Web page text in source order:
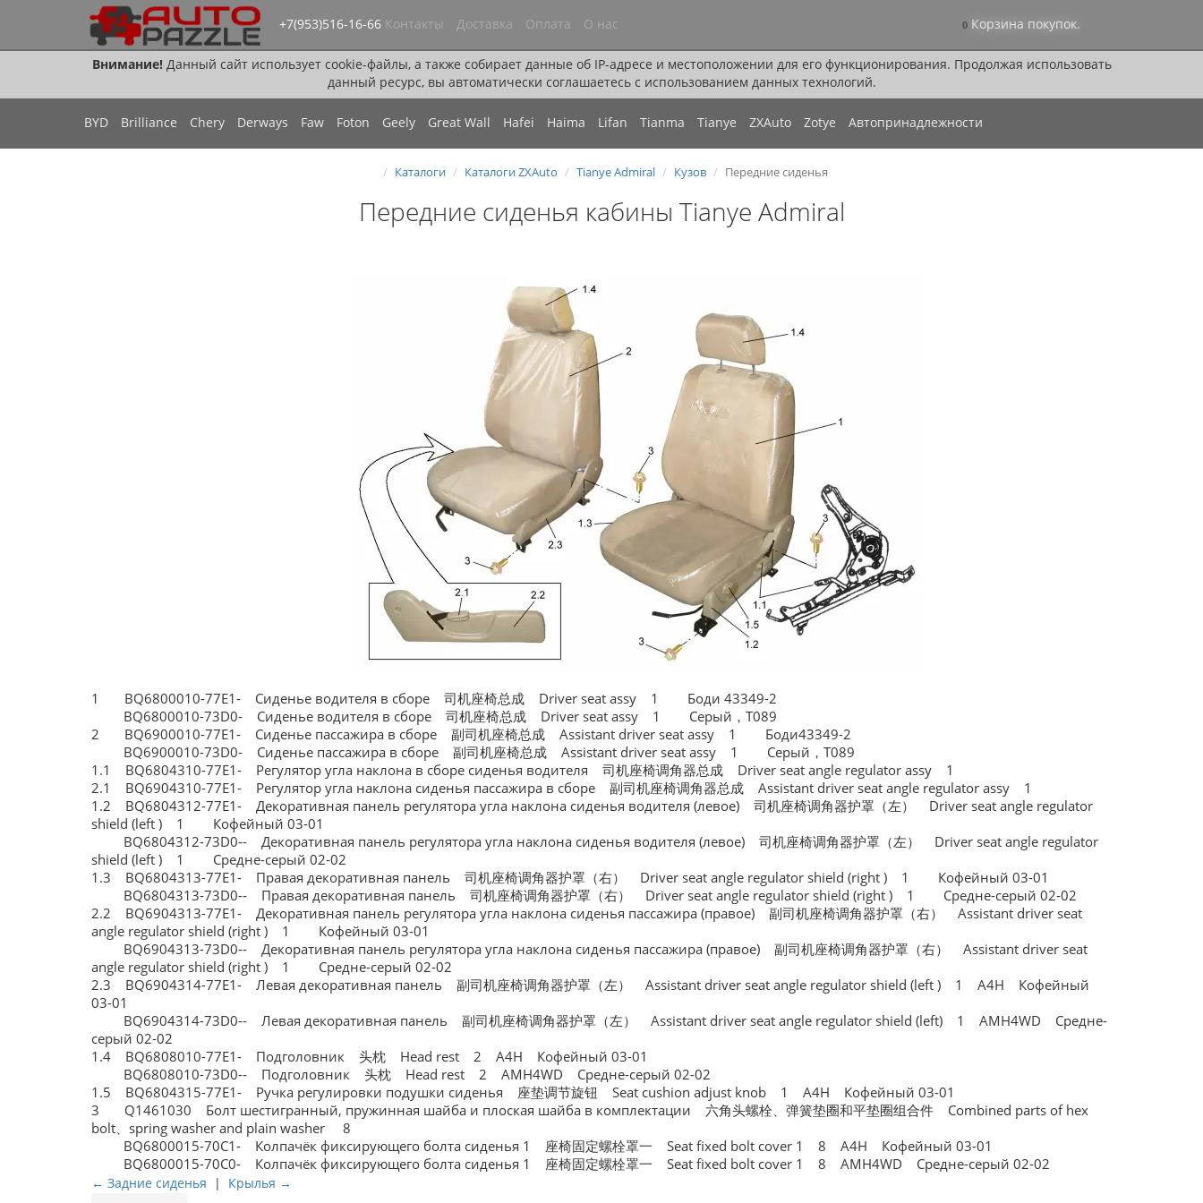
Внимание!Данный сайт использует cookie-файлы, а также собирает данные об IP-адресе и местоположении для его функционирования. Продолжая использовать
данный ресурс, вы автоматически соглашаетесь с использованием данных технологий.
+7(953)516-16-66 Контакты Доставка Оплата О нас 0 Корзина покупок.
BYD Brilliance Chery Derways Faw Foton Geely Great Wall Hafei Haima Lifan Tianma Tianye ZXAuto Zotye Автопринадлежности
Каталоги Каталоги ZXAuto Tianye Admiral Кузов Передние сиденья
Передние сиденья кабины Tianye Admiral
1 BQ6800010-77E1- Сиденье водителя в сборе 司机座椅总成 Driver seat assy 1 Боди 43349-2
BQ6800010-73D0- Сиденье водителя в сборе 司机座椅总成 Driver seat assy 1 Серый，T089
2 BQ6900010-77E1- Сиденье пассажира в сборе 副司机座椅总成 Assistant driver seat assy 1 Боди43349-2
BQ6900010-73D0- Сиденье пассажира в сборе 副司机座椅总成 Assistant driver seat assy 1 Серый，T089
1.1 BQ6804310-77E1- Регулятор угла наклона в сборе сиденья водителя 司机座椅调角器总成 Driver seat angle regulator assy 1
2.1 BQ6904310-77E1- Регулятор угла наклона сиденья пассажира в сборе 副司机座椅调角器总成 Assistant driver seat angle regulator assy 1
1.2 BQ6804312-77E1- Декоративная панель регулятора угла наклона сиденья водителя (левое) 司机座椅调角器护罩（左） Driver seat angle regulator
shield (left ) 1 Кофейный 03-01
BQ6804312-73D0-- Декоративная панель регулятора угла наклона сиденья водителя (левое) 司机座椅调角器护罩（左） Driver seat angle regulator
shield (left ) 1 Средне-серый 02-02
1.3 BQ6804313-77E1- Правая декоративная панель 司机座椅调角器护罩（右） Driver seat angle regulator shield (right ) 1 Кофейный 03-01
BQ6804313-73D0-- Правая декоративная панель 司机座椅调角器护罩（右） Driver seat angle regulator shield (right ) 1 Средне-серый 02-02
2.2 BQ6904313-77E1- Декоративная панель регулятора угла наклона сиденья пассажира (правое) 副司机座椅调角器护罩（右） Assistant driver seat
angle regulator shield (right ) 1 Кофейный 03-01
BQ6904313-73D0-- Декоративная панель регулятора угла наклона сиденья пассажира (правое) 副司机座椅调角器护罩（右） Assistant driver seat
angle regulator shield (right ) 1 Средне-серый 02-02
2.3 BQ6904314-77E1- Левая декоративная панель 副司机座椅调角器护罩（左） Assistant driver seat angle regulator shield (left ) 1 A4H Кофейный
03-01
BQ6904314-73D0-- Левая декоративная панель 副司机座椅调角器护罩（左） Assistant driver seat angle regulator shield (left) 1 AMH4WD Средне-
серый 02-02
1.4 BQ6808010-77E1- Подголовник 头枕 Head rest 2 A4H Кофейный 03-01
BQ6808010-73D0-- Подголовник 头枕 Head rest 2 AMH4WD Средне-серый 02-02
1.5 BQ6804315-77E1- Ручка регулировки подушки сиденья 座垫调节旋钮 Seat cushion adjust knob 1 A4H Кофейный 03-01
3 Q1461030 Болт шестигранный, пружинная шайба и плоская шайба в комплектации 六角头螺栓、弹簧垫圈和平垫圈组合件 Combined parts of hex
bolt、spring washer and plain washer 8
BQ6800015-70C1- Колпачёк фиксирующего болта сиденья 1 座椅固定螺栓罩一 Seat fixed bolt cover 1 8 A4H Кофейный 03-01
BQ6800015-70C0- Колпачёк фиксирующего болта сиденья 1 座椅固定螺栓罩一 Seat fixed bolt cover 1 8 AMH4WD Средне-серый 02-02
← Задние сиденья | Крылья →